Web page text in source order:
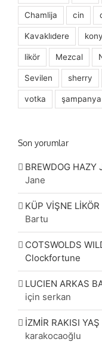
Chamlija cin
Kavaklıdere
likör Mezcal
Sevilen sherry
votka şampanya
Son yorumlar
BREWDOG HAZY
Jane
KÜP VİŞNE
Bartu
COTSWOLDS
Clockfortune
LUCIEN ARKAS
için serkan
İZMİR RAKISI
karakocaoğlu